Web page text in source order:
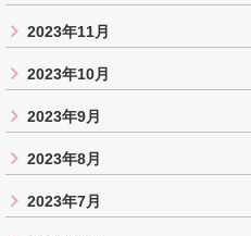
2023年11月
2023年10月
2023年9月
2023年8月
2023年7月